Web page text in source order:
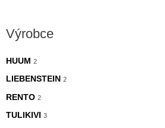
Výrobce
HUUM 2
LIEBENSTEIN 2
RENTO 2
TULIKIVI 3